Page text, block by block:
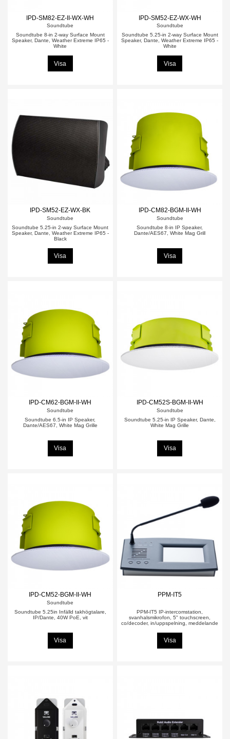
IPD-SM82-EZ-II-WX-WH
Soundtube
Soundtube 8-in 2-way Surface Mount
Speaker, Dante, Weather Extreme IP65 -
White
Visa
IPD-SM52-EZ-WX-WH
Soundtube
Soundtube 5.25-in 2-way Surface Mount
Speaker, Dante, Weather Extreme IP65 -
White
Visa
IPD-SM52-EZ-WX-BK
Soundtube
Soundtube 5.25-in 2-way Surface Mount
Speaker, Dante, Weather Extreme IP65 -
Black
Visa
IPD-CM82-BGM-II-WH
Soundtube
Soundtube 8-in IP Speaker,
Dante/AES67, White Mag Grill
Visa
IPD-CM62-BGM-II-WH
Soundtube
Soundtube 6.5-in IP Speaker,
Dante/AES67, White Mag Grille
Visa
IPD-CM52S-BGM-II-WH
Soundtube
Soundtube 5.25-in IP Speaker, Dante,
White Mag Grille
Visa
IPD-CM52-BGM-II-WH
Soundtube
Soundtube 5.25in Infälld takhögtalare,
IP/Dante, 40W PoE, vit
Visa
PPM-IT5
PPM-IT5 IP-intercomstation,
svanhalsmikrofon, 5" touchscreen,
co/decoder, in/uppspelning, meddelande
Visa